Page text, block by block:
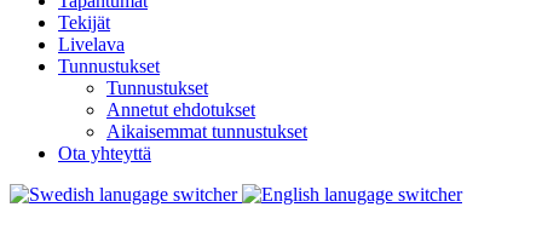
Tekijät
Livelava
Tunnustukset
Tunnustukset
Annetut ehdotukset
Aikaisemmat tunnustukset
Ota yhteyttä